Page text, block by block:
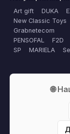
Art gift DUKA
New Classic Toys
Grabnetecom
PENSOFAL
F2D
SP
MARIELA
🌐